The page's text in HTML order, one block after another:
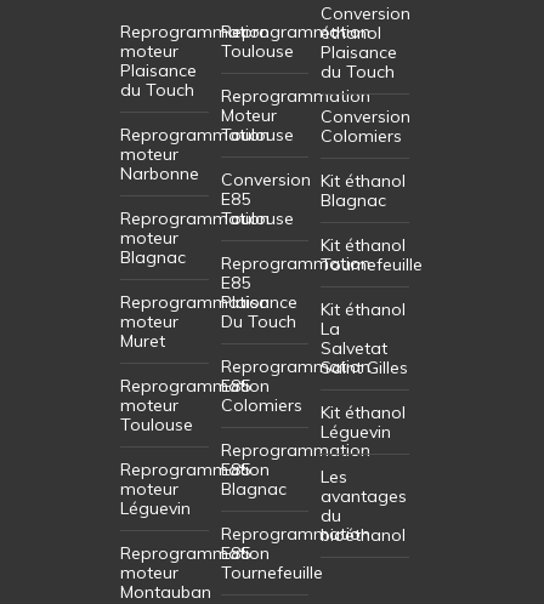
Reprogrammation
moteur
Plaisance
du Touch
Reprogrammation
moteur
Narbonne
Reprogrammation
moteur
Blagnac
Reprogrammation
moteur
Muret
Reprogrammation
moteur
Toulouse
Reprogrammation
moteur
Léguevin
Reprogrammation
moteur
Montauban
Reprogrammation
Toulouse
Reprogrammation
Moteur
Toulouse
Conversion
E85
Toulouse
Reprogrammation
E85
Plaisance
Du Touch
Reprogrammation
E85
Colomiers
Reprogrammation
E85
Blagnac
Reprogrammation
E85
Tournefeuille
Conversion
éthanol
Plaisance
du Touch
Conversion
Colomiers
Kit éthanol
Blagnac
Kit éthanol
Tournefeuille
Kit éthanol
La
Salvetat
Saint Gilles
Kit éthanol
Léguevin
Les
avantages
du
bioéthanol